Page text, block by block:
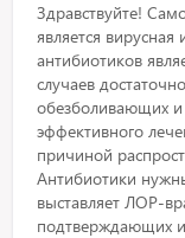
Здравствуйте!
является
антибиотиков
случаев
обезболивающих
эффективного
причиной
Антибиотики
выставляет ЛОР-
подтверждающих